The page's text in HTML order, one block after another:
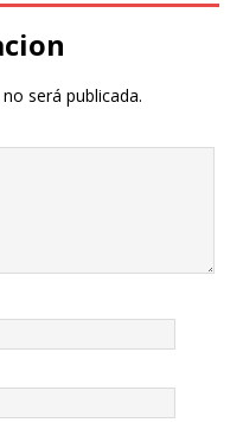
será publicada.